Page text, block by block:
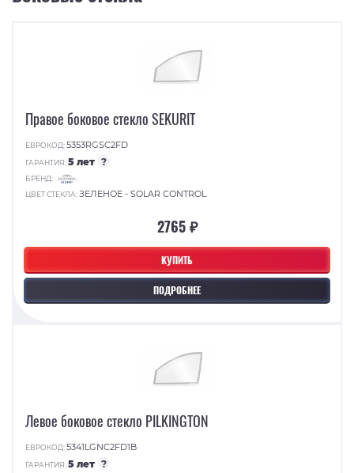
КУПИТЬ
ПОДРОБНЕЕ
Правое боковое стекло SEKURIT
ЕВРОКОД:5353RGSC2FD
ГАРАНТИЯ:5 лет ?
БРЕНД:
ЦВЕТ СТЕКЛА:ЗЕЛЕНОЕ - SOLAR CONTROL
2765 ₽
Левое боковое стекло PILKINGTON
ЕВРОКОД:5341LGNC2FD1B
ГАРАНТИЯ:5 лет ?